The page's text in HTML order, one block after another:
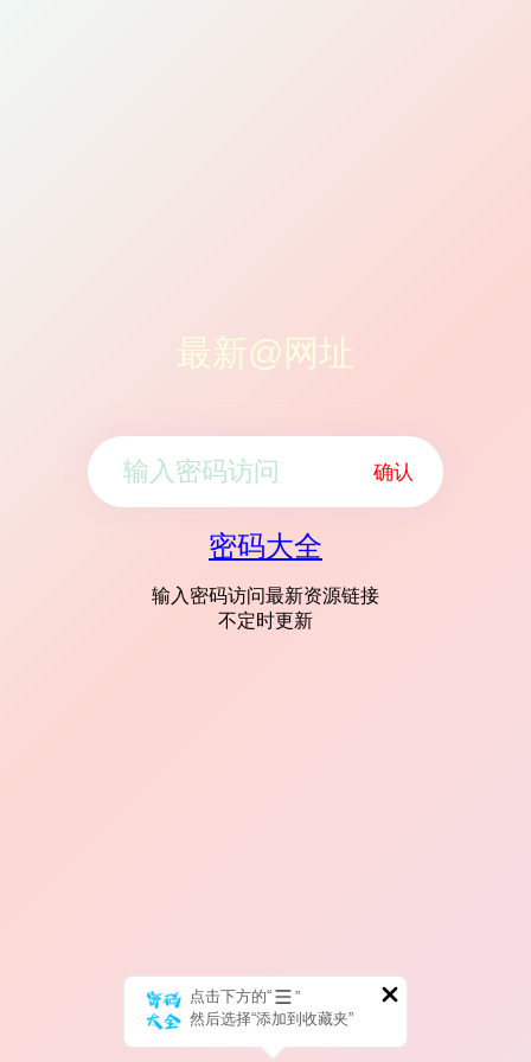
最新@网址
确认
密码大全
输入密码访问最新资源链接
不定时更新
点击下方的“
”
然后选择“添加到收藏夹”